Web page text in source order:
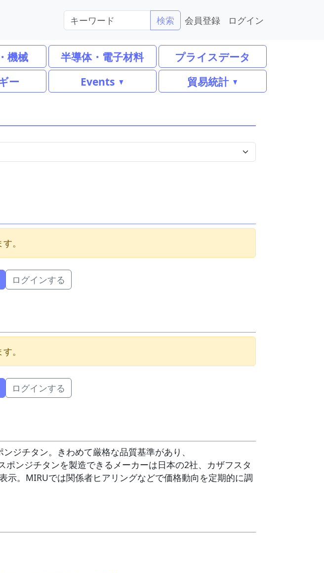
検索 会員登録 ログイン
機械 半導体・電子材料
プライスデータ
ー Events 貿易統計
。
ログインする
。
ログインする
ジチタン。きわめて厳格な品質基準があり、
ンジチタンを製造できるメーカーは日本の2社、カザフスタ
示。MIRUでは関係者ヒアリングなどで価格動向を定期的に調